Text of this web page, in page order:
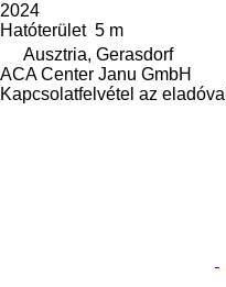
2024
Hatóterület 5 m
Ausztria, Gerasdorf
ACA Center Janu GmbH
Kapcsolatfelvétel az eladóval